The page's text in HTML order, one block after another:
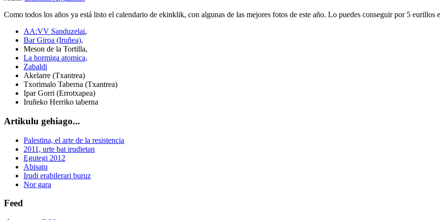
Como todos los años ya está listo el calendario de ekinklik, con algunas de las mejores fotos de este año. Lo puedes conseguir por 5 eurillos
AA:VV Sanduzelai,
Bar Giroa (Iruñea),
Meson de la Tortilla,
La hormiga atomica,
Zabaldi
Akelarre (Txantrea)
Txorimalo Taberna (Txantrea)
Ipar Gorri (Errotxapea)
Iruñeko Herriko taberna
Artikulu gehiago...
Palestina, el arte de la resistencia
2011, urte bat irudietan
Egutegi 2012
Abisatu
Irudi erabilerari buruz
Nor gara
Feed